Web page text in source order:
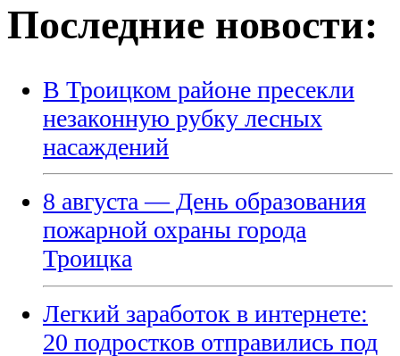
Последние новости:
В Троицком районе пресекли
незаконную рубку лесных
насаждений
8 августа — День образования
пожарной охраны города
Троицка
Легкий заработок в интернете:
20 подростков отправились под